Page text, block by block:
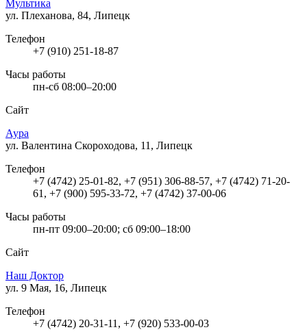
Мультика
ул. Плеханова, 84, Липецк
Телефон
+7 (910) 251-18-87
Часы работы
пн-сб 08:00–20:00
Сайт
Аура
ул. Валентина Скороходова, 11, Липецк
Телефон
+7 (4742) 25-01-82, +7 (951) 306-88-57, +7 (4742) 71-20-
61, +7 (900) 595-33-72, +7 (4742) 37-00-06
Часы работы
пн-пт 09:00–20:00; сб 09:00–18:00
Сайт
Наш Доктор
ул. 9 Мая, 16, Липецк
Телефон
+7 (4742) 20-31-11, +7 (920) 533-00-03